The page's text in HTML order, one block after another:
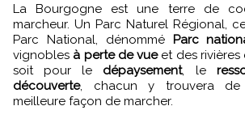
La Bourgogne est une terre de cocagne pour tout
marcheur. Un Parc Naturel Régional,
Parc National, dénommé Parc
vignobles à perte de vueet des rivières
soit pour le dépaysement, le
découverte, chacun y trouvera
meilleure façon de marcher.